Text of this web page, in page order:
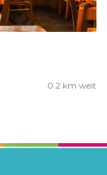
0.2 km weit